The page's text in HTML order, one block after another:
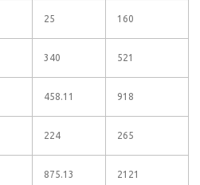
25 160
340 521
458.11 918
224 265
875.13 2121